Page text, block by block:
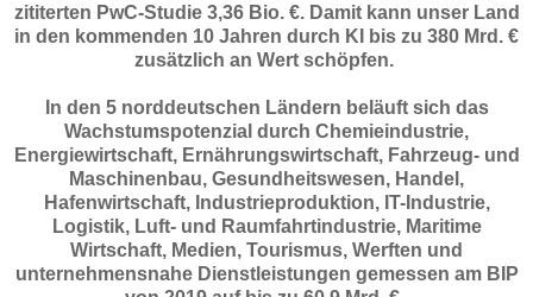
zititerten PwC-Studie 3,36 Bio. €. Damit kann unser Land
in den kommenden 10 Jahren durch KI bis zu 380 Mrd. €
zusätzlich an Wert schöpfen.
In den 5 norddeutschen Ländern beläuft sich das
Wachstumspotenzial durch Chemieindustrie,
Energiewirtschaft, Ernährungswirtschaft, Fahrzeug- und
Maschinenbau, Gesundheitswesen, Handel,
Hafenwirtschaft, Industrieproduktion, IT-Industrie,
Logistik, Luft- und Raumfahrtindustrie, Maritime
Wirtschaft, Medien, Tourismus, Werften und
unternehmensnahe Dienstleistungen gemessen am BIP